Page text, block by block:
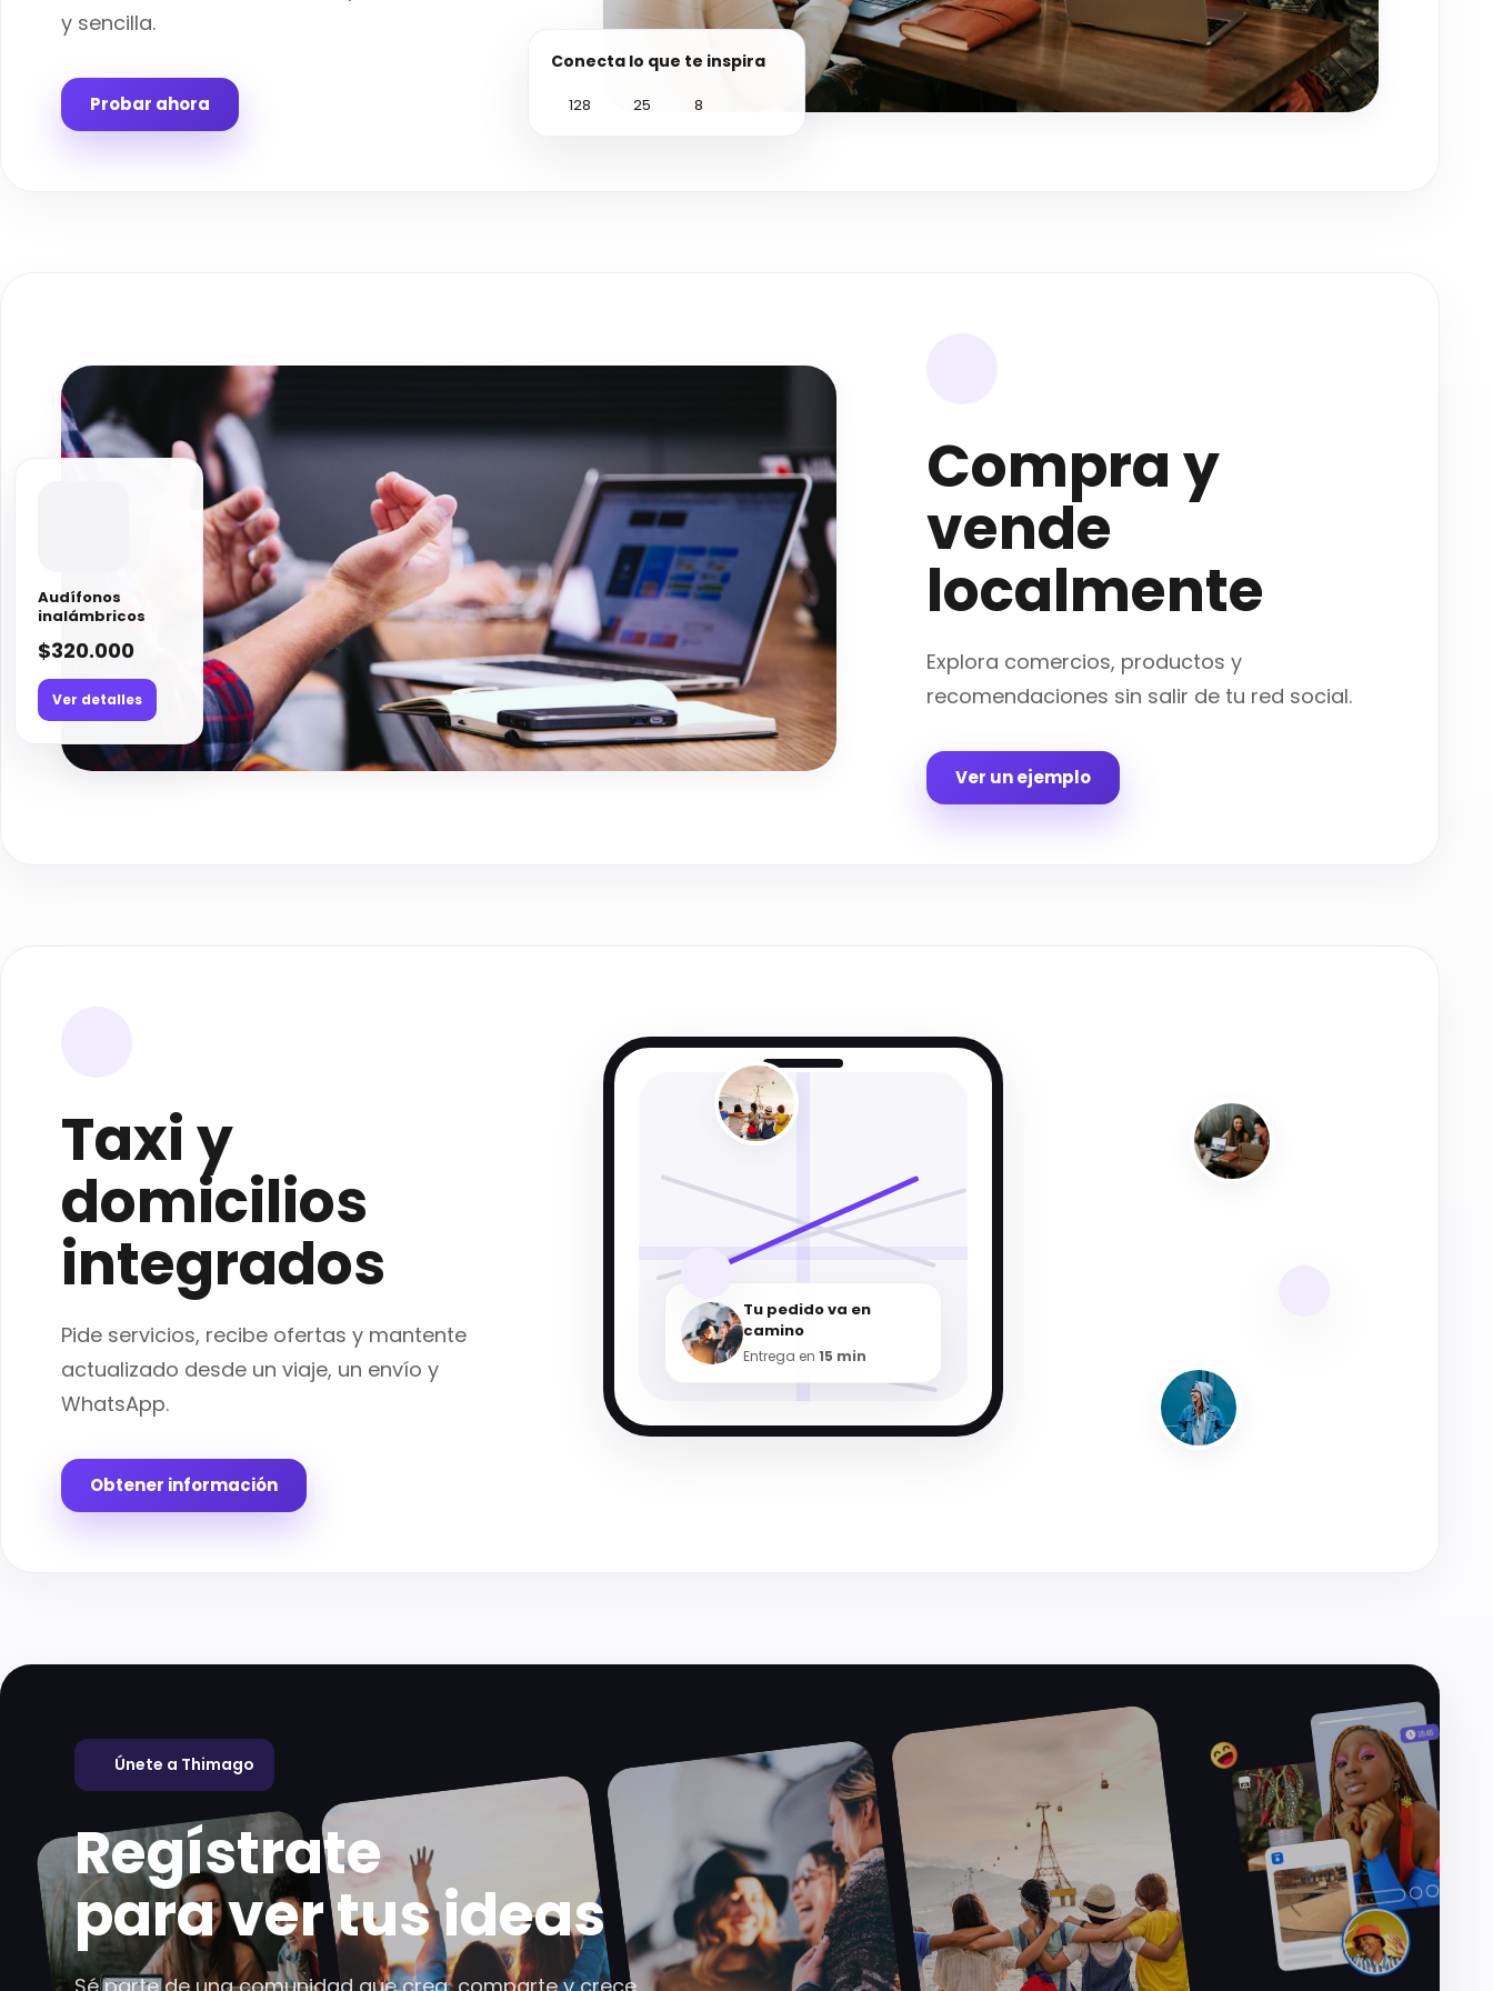
y sencilla.
Probar ahora
Conecta lo que te inspira
128 25 8
Audífonos
inalámbricos
$320.000
Ver detalles
Compra y
vende
localmente
Explora comercios, productos y
recomendaciones sin salir de tu red social.
Ver un ejemplo
Taxi y
domicilios
integrados
Pide servicios, recibe ofertas y mantente
actualizado desde un viaje, un envío y
WhatsApp.
Obtener información
Tu pedido va en
camino
Entrega en 15 min
Únete a Thimago
Regístrate
para ver tus ideas